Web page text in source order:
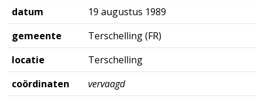
datum
19 augustus 1989
gemeente
Terschelling (FR)
locatie
Terschelling
coördinaten
vervaagd